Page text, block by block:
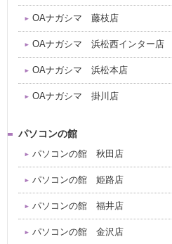
OAナガシマ 藤枝店
OAナガシマ 浜松西インター店
OAナガシマ 浜松本店
OAナガシマ 掛川店
パソコンの館
パソコンの館 秋田店
パソコンの館 姫路店
パソコンの館 福井店
パソコンの館 金沢店